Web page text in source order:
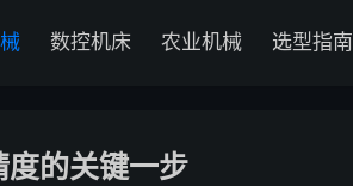
数控机床 农业机械 选型指南
的关键一步